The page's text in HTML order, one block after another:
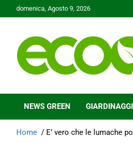
to
domenica, Agosto 9, 2026
Ecoo.it
NEWS GREEN
Home E’ vero che le lumache